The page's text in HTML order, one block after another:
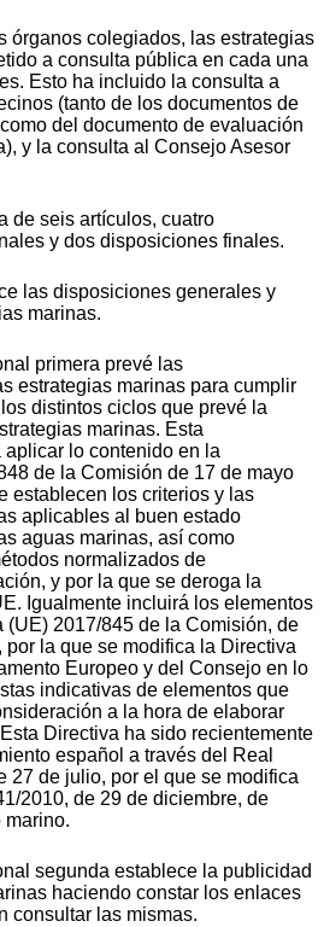
órganos colegiados, las estrategias
a consulta pública en cada una
Esto ha incluido la consulta a
(tanto de los documentos de
del documento de evaluación
y la consulta al Consejo Asesor
de seis artículos, cuatro
y dos disposiciones finales.
las disposiciones generales y
marinas.
primera prevé las
estrategias marinas para cumplir
distintos ciclos que prevé la
marinas. Esta
lo contenido en la
de la Comisión de 17 de mayo
establecen los criterios y las
aplicables al buen estado
aguas marinas, así como
normalizados de
y por la que se deroga la
Igualmente incluirá los elementos
(UE) 2017/845 de la Comisión, de
por la que se modifica la Directiva
Europeo y del Consejo en lo
indicativas de elementos que
a la hora de elaborar
Directiva ha sido recientemente
español a través del Real
27 de julio, por el que se modifica
2010, de 29 de diciembre, de
marino.
segunda establece la publicidad
haciendo constar los enlaces
consultar las mismas.